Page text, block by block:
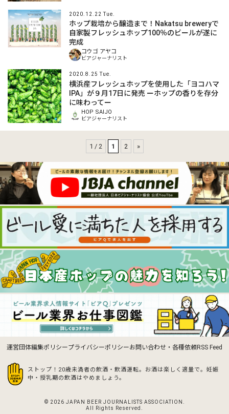
2020.12.22 Tue.
ホップ栽培から醸造まで！Nakatsu breweryで
自家製フレッシュホップ100％のビールが遂に
完成
コウゴ アヤコ
ビアジャーナリスト
2020.8.25 Tue.
横浜産フレッシュホップを使用した「ヨコハマ
IPA」が９月17日に発売 ーホップの香りを存分
に味わってー
HOP SAIJO
ビアジャーナリスト
1 / 2 1 2 »
運営団体編集ポリシープライバシーポリシーお問い合わせ・各種依頼RSS Feed
ストップ！20歳未満者の飲酒・飲酒運転。お酒は楽しく適量で。 妊娠
中・授乳期の飲酒はやめましょう。
© 2026 JAPAN BEER JOURNALISTS ASSOCIATION.
All Rights Reserved.